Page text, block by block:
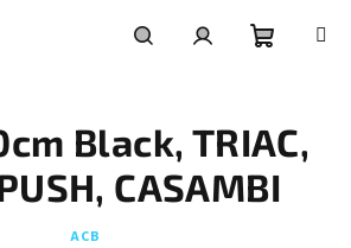
košík
Black, TRIAC,
CASAMBI
ACB